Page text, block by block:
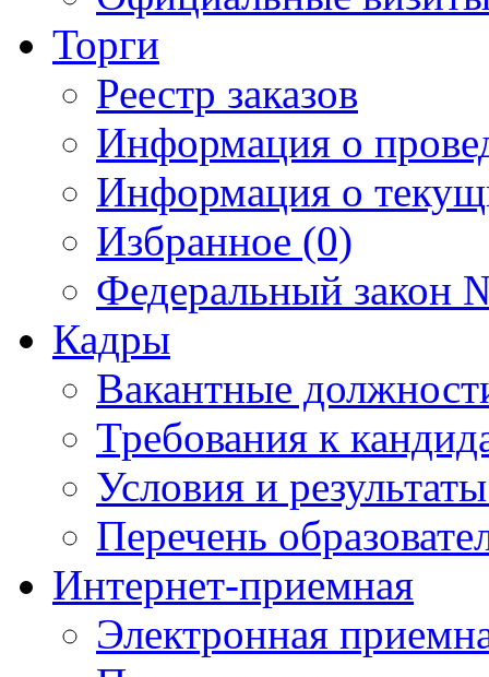
Торги
Реестр заказов
Информация о
Информация о
Избранное (0)
Федеральный закон
Кадры
Вакантные
Требования к
Условия и
Перечень
Интернет-приемная
Электронная